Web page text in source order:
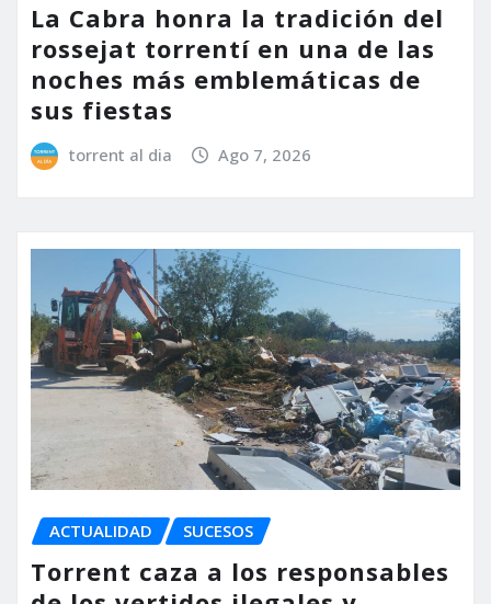
La Cabra honra la tradición del
rossejat torrentí en una de las
noches más emblemáticas de
sus fiestas
torrent al dia Ago 7, 2026
ACTUALIDAD SUCESOS
Torrent caza a los responsables